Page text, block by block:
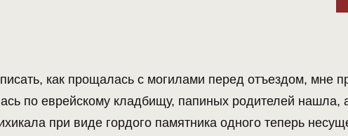
как прощалась с могилами перед отъездом, мне
по еврейскому кладбищу, папиных родителей
при виде гордого памятника одного теперь